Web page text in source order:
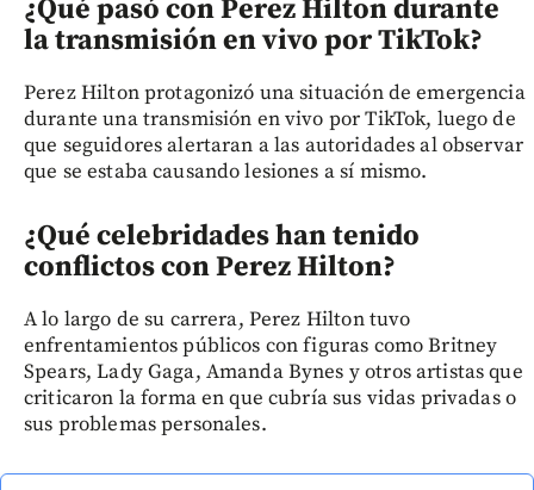
¿Qué pasó con Perez Hilton durante
la transmisión en vivo por TikTok?
Perez Hilton protagonizó una situación de emergencia
durante una transmisión en vivo por TikTok, luego de
que seguidores alertaran a las autoridades al observar
que se estaba causando lesiones a sí mismo.
¿Qué celebridades han tenido
conflictos con Perez Hilton?
A lo largo de su carrera, Perez Hilton tuvo
enfrentamientos públicos con figuras como Britney
Spears, Lady Gaga, Amanda Bynes y otros artistas que
criticaron la forma en que cubría sus vidas privadas o
sus problemas personales.